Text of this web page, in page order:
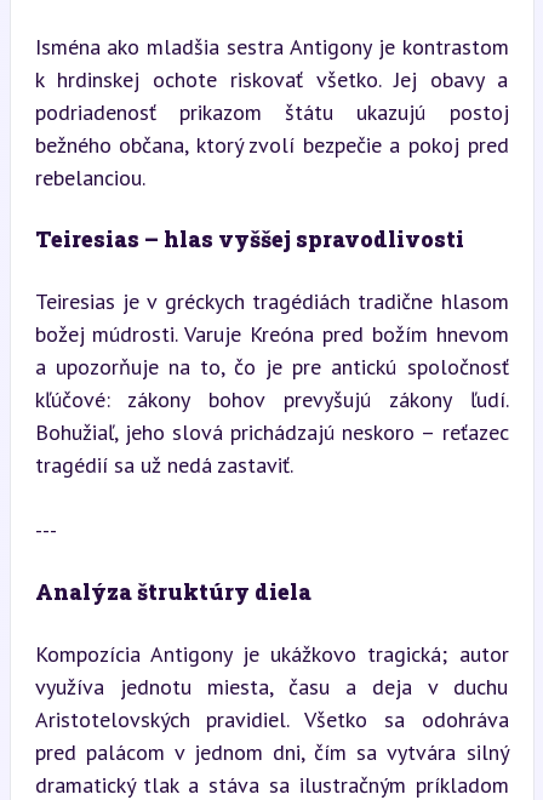
Isména ako mladšia sestra Antigony je kontrastom
k hrdinskej ochote riskovať všetko. Jej obavy a
podriadenosť prikazom štátu ukazujú postoj
bežného občana, ktorý zvolí bezpečie a pokoj pred
rebelanciou.
Teiresias – hlas vyššej spravodlivosti
Teiresias je v gréckych tragédiách tradične hlasom
božej múdrosti. Varuje Kreóna pred božím hnevom
a upozorňuje na to, čo je pre antickú spoločnosť
kľúčové: zákony bohov prevyšujú zákony ľudí.
Bohužiaľ, jeho slová prichádzajú neskoro – reťazec
tragédií sa už nedá zastaviť.
---
Analýza štruktúry diela
Kompozícia Antigony je ukážkovo tragická; autor
využíva jednotu miesta, času a deja v duchu
Aristotelovských pravidiel. Všetko sa odohráva
pred palácom v jednom dni, čím sa vytvára silný
dramatický tlak a stáva sa ilustračným príkladom